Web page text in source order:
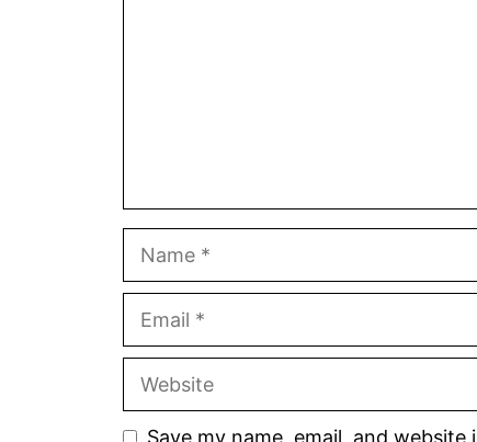
Name
Email
Website